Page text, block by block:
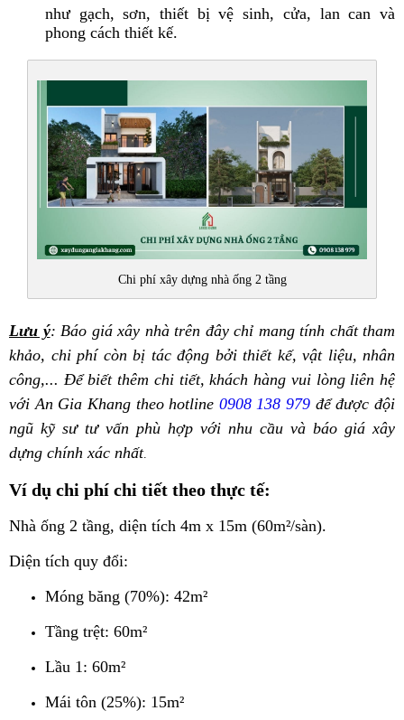
như gạch, sơn, thiết bị vệ sinh, cửa, lan can và
phong cách thiết kế.
Chi phí xây dựng nhà ống 2 tầng
Lưu ý: Báo giá xây nhà trên đây chỉ mang tính chất tham
khảo, chi phí còn bị tác động bởi thiết kế, vật liệu, nhân
công,... Để biết thêm chi tiết, khách hàng vui lòng liên hệ
với An Gia Khang theo hotline 0908 138 979 để được đội
ngũ kỹ sư tư vấn phù hợp với nhu cầu và báo giá xây
dựng chính xác nhất.
Ví dụ chi phí chi tiết theo thực tế:
Nhà ống 2 tầng, diện tích 4m x 15m (60m²/sàn).
Diện tích quy đổi:
Móng băng (70%): 42m²
Tầng trệt: 60m²
Lầu 1: 60m²
Mái tôn (25%): 15m²